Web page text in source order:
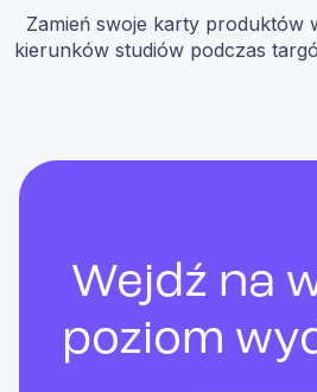
Zamień swoje karty
kierunków studiów podczas
Wejdź na
poziom